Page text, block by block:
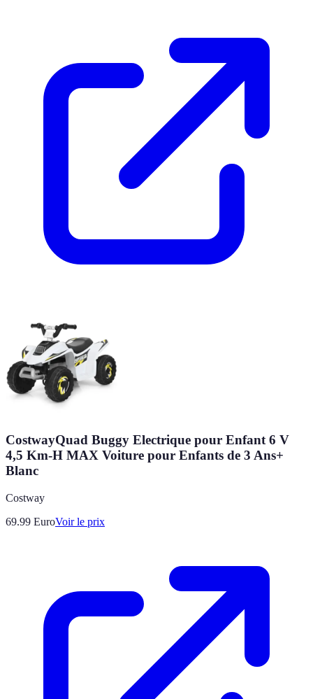
CostwayQuad Buggy Electrique pour Enfant 6 V
4,5 Km-H MAX Voiture pour Enfants de 3 Ans+
Blanc
Costway
69.99 EuroVoir le prix